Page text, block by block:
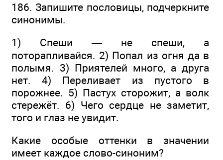
186. Запишите пословицы, подчеркните
синонимы.
1) Спеши — не спеши, а
поторапливайся. 2) Попал из огня да в
полымя. 3) Приятелей много, а друга
нет. 4) Переливает из пустого в
порожнее. 5) Пастух сторожит, а волк
стережёт. 6) Чего сердце не заметит,
того и глаз не увидит.
Какие особые оттенки в значении
имеет каждое слово-синоним?